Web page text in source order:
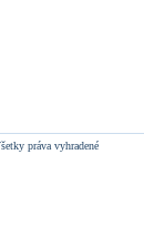
práva vyhradené